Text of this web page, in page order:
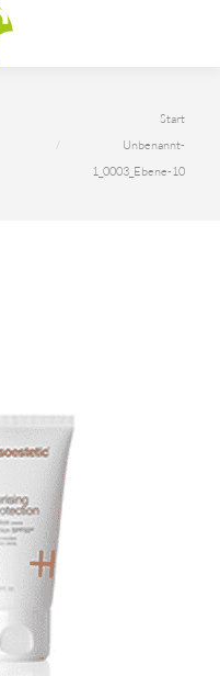
Sie befinden sich hier:
Start
Unbenannt-
1_0003_Ebene-10